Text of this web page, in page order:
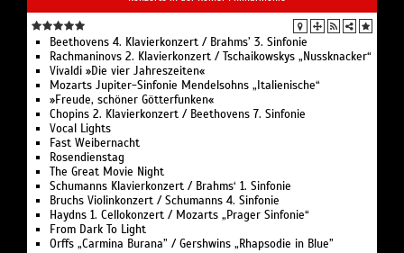
Beethovens 4. Klavierkonzert / Brahms’ 3. Sinfonie
Rachmaninovs 2. Klavierkonzert / Tschaikowskys „Nussknacker“
Vivaldi »Die vier Jahreszeiten«
Mozarts Jupiter-Sinfonie Mendelsohns „Italienische“
»Freude, schöner Götterfunken«
Chopins 2. Klavierkonzert / Beethovens 7. Sinfonie
Vocal Lights
Fast Weibernacht
Rosendienstag
The Great Movie Night
Schumanns Klavierkonzert / Brahms‘ 1. Sinfonie
Bruchs Violinkonzert / Schumanns 4. Sinfonie
Haydns 1. Cellokonzert / Mozarts „Prager Sinfonie“
From Dark To Light
Orffs „Carmina Burana” / Gershwins „Rhapsodie in Blue”